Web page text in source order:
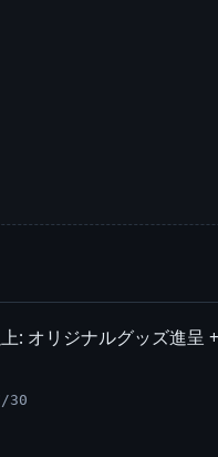
上: オリジナルグッズ進
30